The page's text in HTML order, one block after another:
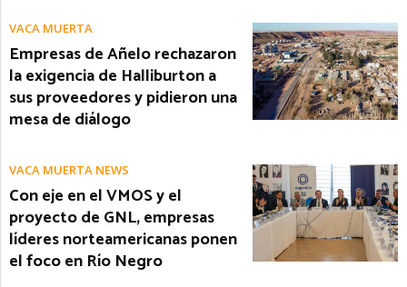
VACA MUERTA
Empresas de Añelo rechazaron
la exigencia de Halliburton a
sus proveedores y pidieron una
mesa de diálogo
VACA MUERTA NEWS
Con eje en el VMOS y el
proyecto de GNL, empresas
líderes norteamericanas ponen
el foco en Río Negro